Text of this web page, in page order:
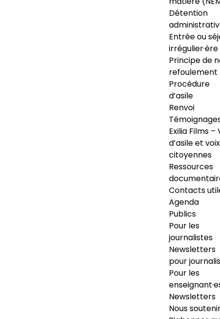
Détention
Entrée ou
irrégulier·ère
Principe de
refoulement
Procédure
d’asile
Renvoi
Exilia Films –
d’asile et voix
citoyennes
Ressources
Contacts
Agenda
Publics
Pour les
journalistes
Newsletters
pour
Pour les
Newsletters
Nous